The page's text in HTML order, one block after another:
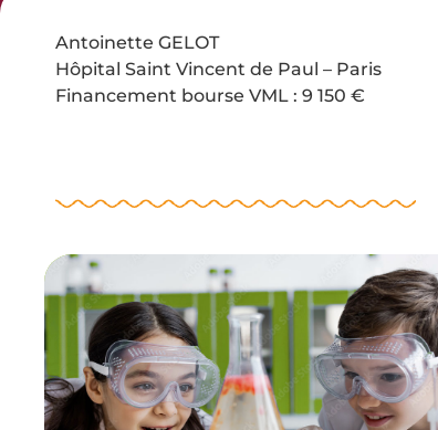
Antoinette GELOT
Hôpital Saint Vincent de Paul – Paris
Financement bourse VML : 9 150 €